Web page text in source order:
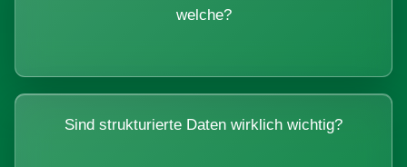
welche?
Sind strukturierte Daten wirklich wichtig?